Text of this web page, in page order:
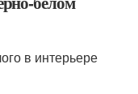
в интерьере